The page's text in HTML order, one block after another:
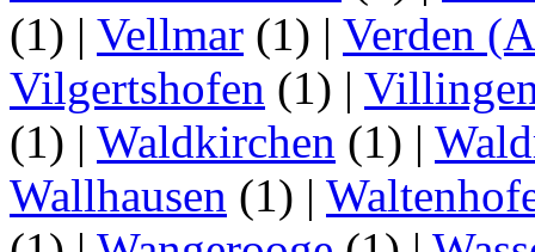
(1) | Vellmar (1) | Verden
Vilgertshofen (1) |
(1) | Waldkirchen (1) |
Wallhausen (1) |